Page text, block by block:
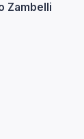
Zambelli